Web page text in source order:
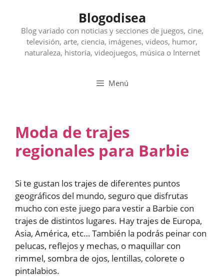
contenido
Blogodisea
Blog variado con noticias y secciones de juegos, cine,
televisión, arte, ciencia, imágenes, videos, humor,
naturaleza, historia, videojuegos, música o Internet
Menú
Moda de trajes
regionales para Barbie
Si te gustan los trajes de diferentes puntos
geográficos del mundo, seguro que disfrutas
mucho con este juego para vestir a Barbie con
trajes de distintos lugares. Hay trajes de Europa,
Asia, América, etc… También la podrás peinar con
pelucas, reflejos y mechas, o maquillar con
rimmel, sombra de ojos, lentillas, colorete o
pintalabios.